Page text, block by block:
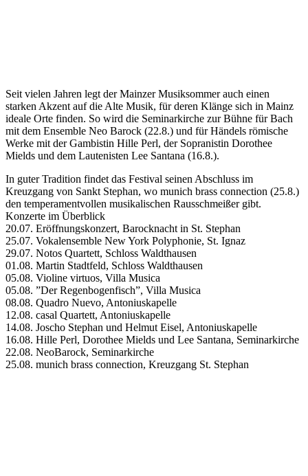
Seit vielen Jahren legt der Mainzer Musiksommer auch einen
starken Akzent auf die Alte Musik, für deren Klänge sich in Mainz
ideale Orte finden. So wird die Seminarkirche zur Bühne für Bach
mit dem Ensemble Neo Barock (22.8.) und für Händels römische
Werke mit der Gambistin Hille Perl, der Sopranistin Dorothee
Mields und dem Lautenisten Lee Santana (16.8.).
In guter Tradition findet das Festival seinen Abschluss im
Kreuzgang von Sankt Stephan, wo munich brass connection (25.8.)
den temperamentvollen musikalischen Rausschmeißer gibt.
Konzerte im Überblick
20.07. Eröffnungskonzert, Barocknacht in St. Stephan
25.07. Vokalensemble New York Polyphonie, St. Ignaz
29.07. Notos Quartett, Schloss Waldthausen
01.08. Martin Stadtfeld, Schloss Waldthausen
05.08. Violine virtuos, Villa Musica
05.08. ”Der Regenbogenfisch”, Villa Musica
08.08. Quadro Nuevo, Antoniuskapelle
12.08. casal Quartett, Antoniuskapelle
14.08. Joscho Stephan und Helmut Eisel, Antoniuskapelle
16.08. Hille Perl, Dorothee Mields und Lee Santana, Seminarkirche
22.08. NeoBarock, Seminarkirche
25.08. munich brass connection, Kreuzgang St. Stephan